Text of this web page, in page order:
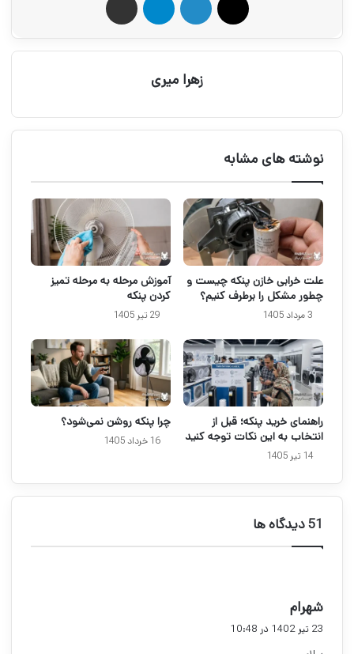
زهرا میری
نوشته های مشابه
علت خرابی خازن پنکه چیست و
چطور مشکل را برطرف کنیم؟
3 مرداد 1405
آموزش مرحله به مرحله تمیز
کردن پنکه
29 تیر 1405
راهنمای خرید پنکه؛ قبل از
انتخاب به این نکات توجه کنید
14 تیر 1405
چرا پنکه روشن نمی‌شود؟
16 خرداد 1405
‫51 دیدگاه ها
شهرام
ف
23 تیر 1402 در 10:48